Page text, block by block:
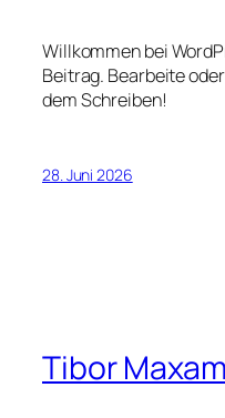
Willkommen bei
Beitrag. Bearbeite
dem Schreiben!
28. Juni 2026
Tibor Maxam